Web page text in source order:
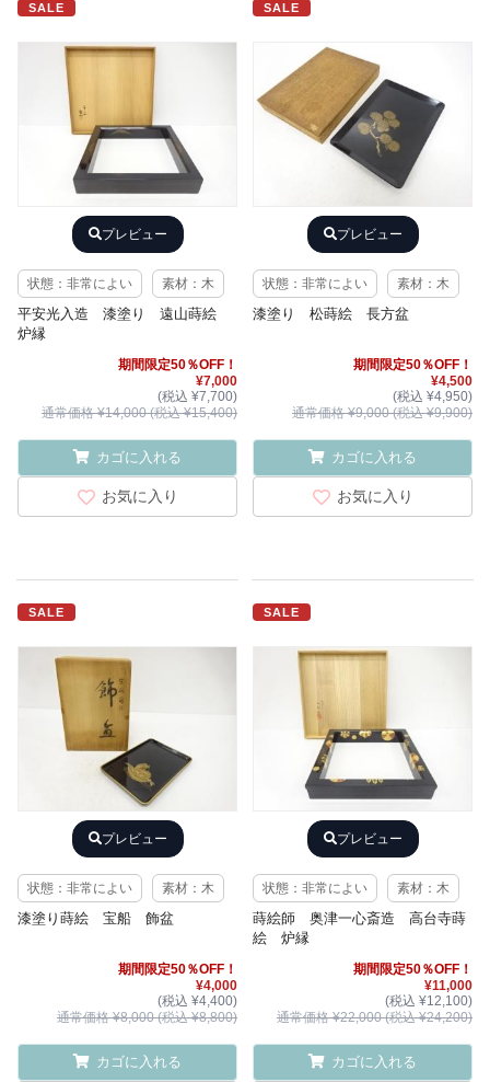
SALE
プレビュー
状態：非常によい 素材：木
平安光入造 漆塗り 遠山蒔絵
炉縁
期間限定50％OFF！
¥7,000
(税込 ¥7,700)
通常価格 ¥14,000 (税込 ¥15,400)
カゴに入れる
お気に入り
SALE
プレビュー
状態：非常によい 素材：木
漆塗り 松蒔絵 長方盆
期間限定50％OFF！
¥4,500
(税込 ¥4,950)
通常価格 ¥9,000 (税込 ¥9,900)
カゴに入れる
お気に入り
SALE
プレビュー
状態：非常によい 素材：木
漆塗り蒔絵 宝船 飾盆
期間限定50％OFF！
¥4,000
(税込 ¥4,400)
通常価格 ¥8,000 (税込 ¥8,800)
カゴに入れる
SALE
プレビュー
状態：非常によい 素材：木
蒔絵師 奥津一心斎造 高台寺蒔
絵 炉縁
期間限定50％OFF！
¥11,000
(税込 ¥12,100)
通常価格 ¥22,000 (税込 ¥24,200)
カゴに入れる